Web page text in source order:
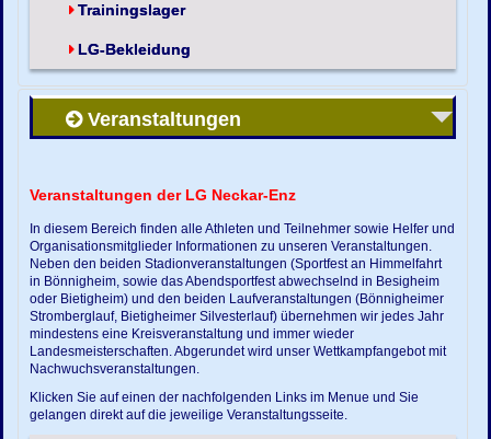
Trainingslager
LG-Bekleidung
Veranstaltungen
Veranstaltungen der LG Neckar-Enz
In diesem Bereich finden alle Athleten und Teilnehmer sowie Helfer und
Organisationsmitglieder Informationen zu unseren Veranstaltungen.
Neben den beiden Stadionveranstaltungen (Sportfest an Himmelfahrt
in Bönnigheim, sowie das Abendsportfest abwechselnd in Besigheim
oder Bietigheim) und den beiden Laufveranstaltungen (Bönnigheimer
Stromberglauf, Bietigheimer Silvesterlauf) übernehmen wir jedes Jahr
mindestens eine Kreisveranstaltung und immer wieder
Landesmeisterschaften. Abgerundet wird unser Wettkampfangebot mit
Nachwuchsveranstaltungen.
Klicken Sie auf einen der nachfolgenden Links im Menue und Sie
gelangen direkt auf die jeweilige Veranstaltungsseite.